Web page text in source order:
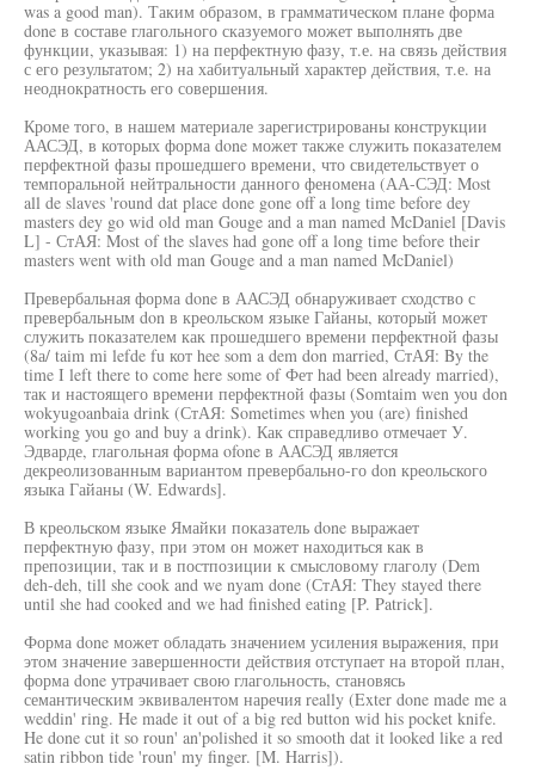
was a good man). Таким образом, в грамматическом плане форма
done в составе глагольного сказуемого может выполнять две
функции, указывая: 1) на перфектную фазу, т.е. на связь действия
с его результатом; 2) на хабитуальный характер действия, т.е. на
неоднократность его совершения.
Кроме того, в нашем материале зарегистрированы конструкции
ААСЭД, в которых форма done может также служить показателем
перфектной фазы прошедшего времени, что свидетельствует о
темпоральной нейтральности данного феномена (АА-СЭД: Most
all de slaves 'round dat place done gone off a long time before dey
masters dey go wid old man Gouge and a man named McDaniel [Davis
L] - СтАЯ: Most of the slaves had gone off a long time before their
masters went with old man Gouge and a man named McDaniel)
Превербальная форма done в ААСЭД обнаруживает сходство с
превербальным don в креольском языке Гайаны, который может
служить показателем как прошедшего времени перфектной фазы
(8а/ taim mi lefde fu кот hee som a dem don married, СтАЯ: By the
time I left there to come here some of Фет had been already married),
так и настоящего времени перфектной фазы (Somtaim wen you don
wokyugoanbaia drink (СтАЯ: Sometimes when you (are) finished
working you go and buy a drink). Как справедливо отмечает У.
Эдварде, глагольная форма ofone в ААСЭД является
декреолизованным вариантом превербально-го don креольского
языка Гайаны (W. Edwards].
В креольском языке Ямайки показатель done выражает
перфектную фазу, при этом он может находиться как в
препозиции, так и в постпозиции к смысловому глаголу (Dem
deh-deh, till she cook and we nyam done (СтАЯ: They stayed there
until she had cooked and we had finished eating [P. Patrick].
Форма done может обладать значением усиления выражения, при
этом значение завершенности действия отступает на второй план,
форма done утрачивает свою глагольность, становясь
семантическим эквивалентом наречия really (Exter done made me a
weddin' ring. He made it out of a big red button wid his pocket knife.
He done cut it so roun' an'polished it so smooth dat it looked like a red
satin ribbon tide 'roun' my finger. [M. Harris]).